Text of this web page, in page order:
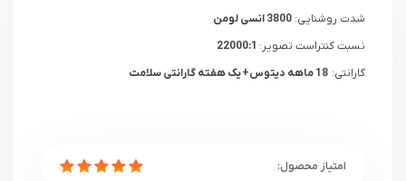
شدت روشنایی: 3800 انسی لومن
نسبت کنتراست تصویر:
گارانتی: